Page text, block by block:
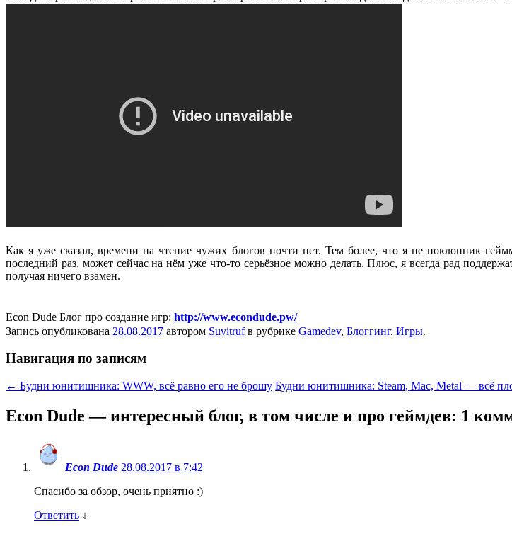
Как я уже сказал, времени на чтение чужих блогов почти нет. Тем более, что я не поклонник
последний раз, может сейчас на нём уже что-то серьёзное можно делать. Плюс, я всегда рад
получая ничего взамен.
Econ Dude Блог про создание игр: http://www.econdude.pw/
Запись опубликована 28.08.2017 автором Suvitrufв рубрике Gamedev, Блоггинг, Игры.
Навигация по записям
← Будни юнитишника: WWW, всё равно его не брошу Будни юнитишника: Steam, Mac, Metal — всё
Econ Dude — интересный блог, в том числе и про геймдев: 1
Econ Dude 28.08.2017 в 7:42
Спасибо за обзор, очень приятно :)
Ответить ↓